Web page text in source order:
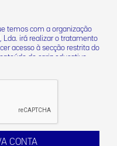
temos com a organização
Lda. irá realizar o tratamento
acesso à secção restrita do
de cariz educativo,